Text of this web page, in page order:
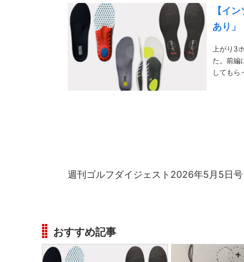
【イ
あり」
上がり3
た。前編
してもらった。 PHOTO／ Hiroaki Arihara、Getty Images
週刊ゴルフダイジェスト2026年5月5日号
おすすめ記事